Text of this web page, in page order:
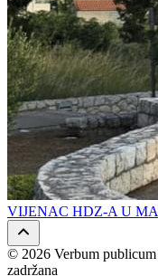
VIJENAC HDZ-A U
© 2026 Verbum
zadržana